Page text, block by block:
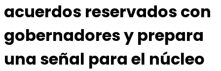
acuerdos reservados con
gobernadores y prepara
una señal para el núcleo